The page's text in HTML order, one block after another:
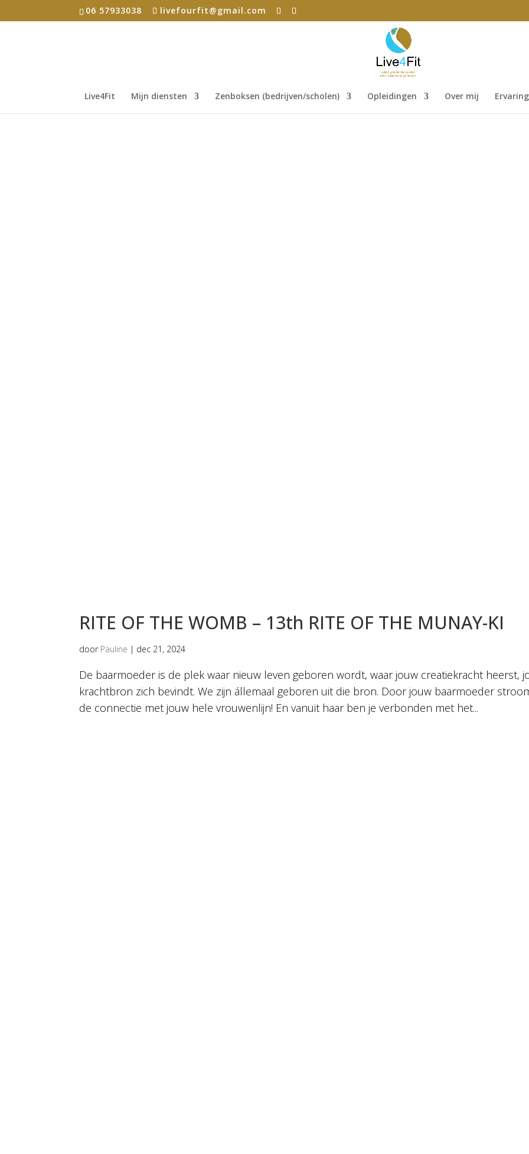
06 57933038 livefourfit@gmail.com
Live4Fit Mijn diensten Zenboksen (bedrijven/scholen) Opleidingen Over mij
RITE OF THE WOMB – 13th RITE OF THE MUNAY-KI
door Pauline | dec 21, 2024
De baarmoeder is de plek waar nieuw leven geboren wordt, waar jouw creatiekracht heerst,
krachtbron zich bevindt. We zijn állemaal geboren uit die bron. Door jouw baarmoeder
de connectie met jouw hele vrouwenlijn! En vanuit haar ben je verbonden met het...